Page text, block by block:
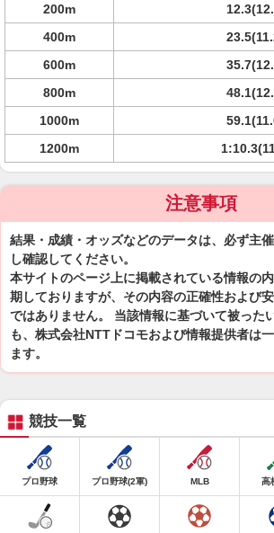
200m
400m
600m
800m
1000m
1200m
注意事項
結果・成績・オッズなどのデータは、必ず主
し確認してください。
本サイトのページ上に掲載されている情報の
期しておりますが、その内容の正確性および
ではありません。 当該情報に基づいて被った
も、株式会社NTTドコモおよび情報提供者は
ます。
競技一覧
プロ野球 プロ野球(2軍) MLB 高